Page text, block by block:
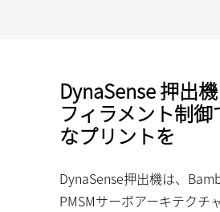
DynaSense 押出
フィラメント制
なプリントを
DynaSense押出機は、
PMSMサーボアーキテクチ